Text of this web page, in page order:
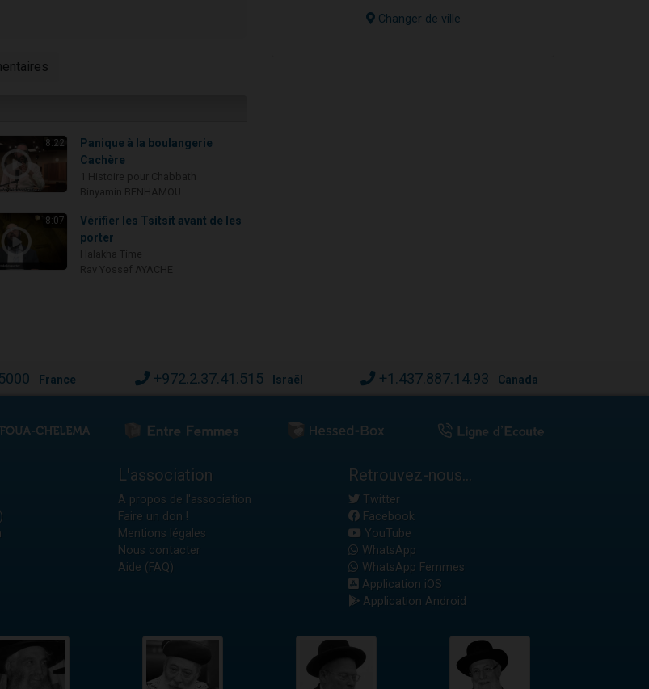
8:22
Panique à la boulangerie
Cachère
8:07
Vérifier les Tsitsit avant de les
porter
Changer de ville
France +972.2.37.41.515 Israël +1.437.887.14.93 Canada
L'association
A propos de l'association
Faire un don !
Mentions légales
Nous contacter
Aide (FAQ)
Retrouvez-nous...
Twitter
Facebook
YouTube
WhatsApp
WhatsApp Femmes
Application iOS
Application Android